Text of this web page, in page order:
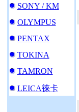
SONY / KM
OLYMPUS
PENTAX
TOKINA
TAMRON
LEICA徠卡